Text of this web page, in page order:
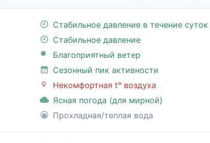
Стабильное давление в течение суток
Стабильное давление
Благоприятный ветер
Сезонный пик активности
Некомфортная t° воздуха
Ясная погода (для мирной)
Прохладная/теплая вода